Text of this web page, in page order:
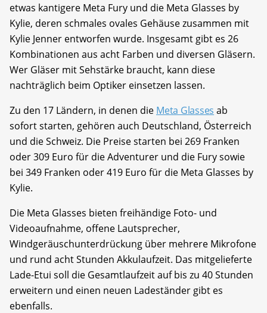
etwas kantigere Meta Fury und die Meta Glasses by
Kylie, deren schmales ovales Gehäuse zusammen mit
Kylie Jenner entworfen wurde. Insgesamt gibt es 26
Kombinationen aus acht Farben und diversen Gläsern.
Wer Gläser mit Sehstärke braucht, kann diese
nachträglich beim Optiker einsetzen lassen.
Zu den 17 Ländern, in denen die Meta Glasses ab
sofort starten, gehören auch Deutschland, Österreich
und die Schweiz. Die Preise starten bei 269 Franken
oder 309 Euro für die Adventurer und die Fury sowie
bei 349 Franken oder 419 Euro für die Meta Glasses by
Kylie.
Die Meta Glasses bieten freihändige Foto- und
Videoaufnahme, offene Lautsprecher,
Windgeräuschunterdrückung über mehrere Mikrofone
und rund acht Stunden Akkulaufzeit. Das mitgelieferte
Lade-Etui soll die Gesamtlaufzeit auf bis zu 40 Stunden
erweitern und einen neuen Ladeständer gibt es
ebenfalls.